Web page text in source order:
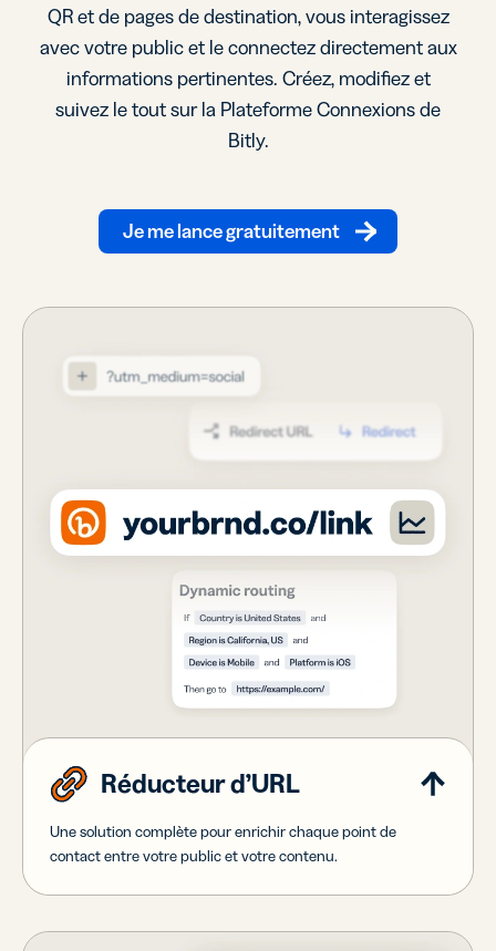
QR et de pages de destination, vous interagissez
avec votre public et le connectez directement aux
informations pertinentes. Créez, modifiez et
suivez le tout sur la Plateforme Connexions de
Bitly.
Je me lance gratuitement
Réducteur d’URL
Une solution complète pour enrichir chaque point de
contact entre votre public et votre contenu.